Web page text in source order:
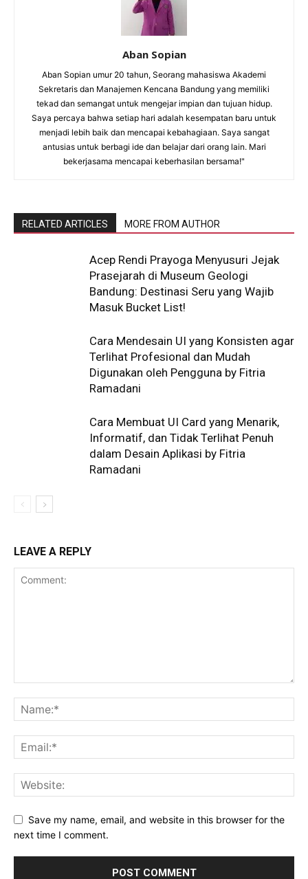
Aban Sopian
Aban Sopian umur 20 tahun, Seorang mahasiswa Akademi
Sekretaris dan Manajemen Kencana Bandung yang memiliki
tekad dan semangat untuk mengejar impian dan tujuan hidup.
Saya percaya bahwa setiap hari adalah kesempatan baru untuk
menjadi lebih baik dan mencapai kebahagiaan. Saya sangat
antusias untuk berbagi ide dan belajar dari orang lain. Mari
bekerjasama mencapai keberhasilan bersama!"
RELATED ARTICLES MORE FROM AUTHOR
Acep Rendi Prayoga Menyusuri Jejak
Prasejarah di Museum Geologi
Bandung: Destinasi Seru yang Wajib
Masuk Bucket List!
Cara Mendesain UI yang Konsisten agar
Terlihat Profesional dan Mudah
Digunakan oleh Pengguna by Fitria
Ramadani
Cara Membuat UI Card yang Menarik,
Informatif, dan Tidak Terlihat Penuh
dalam Desain Aplikasi by Fitria
Ramadani
LEAVE A REPLY
Save my name, email, and website in this browser for the
next time I comment.